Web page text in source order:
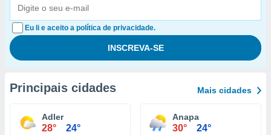
Eu li e aceito a política de privacidade.
Principais cidades Mais cidades
Adler
28° 24°
Anapa
30° 24°